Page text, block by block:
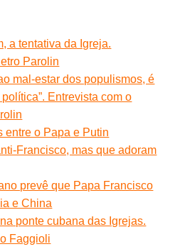
a tentativa da Igreja.
Parolin
mal-estar dos populismos, é
Entrevista com o
entre o Papa e Putin
Francisco, mas que adoram
prevê que Papa Francisco
e China
ponte cubana das Igrejas.
Faggioli